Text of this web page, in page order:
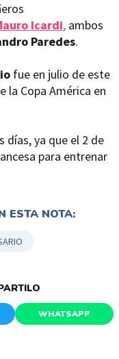
Icardi, ambos
Paredes.
fue en julio de este
la Copa América en
días, ya que el 2 de
para entrenar
ESTA NOTA:
WHATSAPP